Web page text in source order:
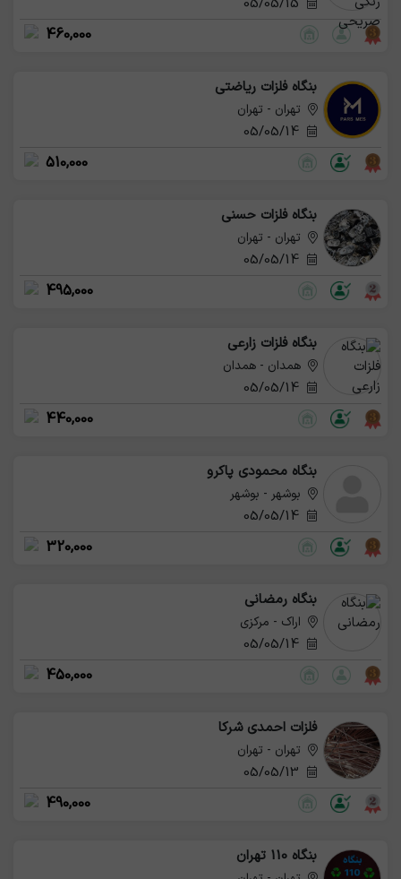
460,000
بنگاه فلزات ریاضتی
تهران - تهران
05/05/14
510,000
بنگاه فلزات حسنی
تهران - تهران
05/05/14
495,000
بنگاه فلزات زارعی
همدان - همدان
05/05/14
440,000
بنگاه محمودی پاکرو
بوشهر - بوشهر
05/05/14
320,000
بنگاه رمضانی
اراک - مرکزی
05/05/14
450,000
فلزات احمدی شرکا
تهران - تهران
490,000
بنگاه 110 تهران